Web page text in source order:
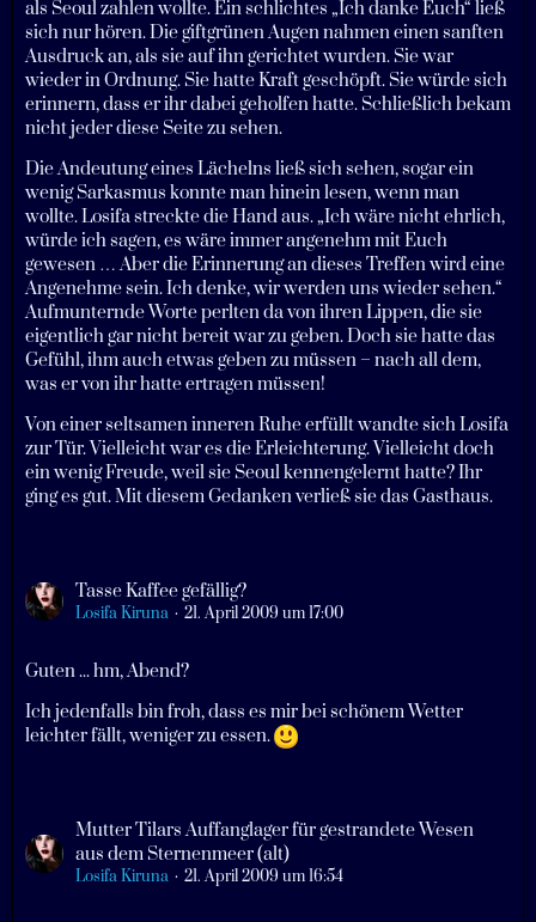
als Seoul zahlen wollte. Ein schlichtes „Ich danke Euch“ ließ
sich nur hören. Die giftgrünen Augen nahmen einen sanften
Ausdruck an, als sie auf ihn gerichtet wurden. Sie war
wieder in Ordnung. Sie hatte Kraft geschöpft. Sie würde sich
erinnern, dass er ihr dabei geholfen hatte. Schließlich bekam
nicht jeder diese Seite zu sehen.
Die Andeutung eines Lächelns ließ sich sehen, sogar ein
wenig Sarkasmus konnte man hinein lesen, wenn man
wollte. Losifa streckte die Hand aus. „Ich wäre nicht ehrlich,
würde ich sagen, es wäre immer angenehm mit Euch
gewesen … Aber die Erinnerung an dieses Treffen wird eine
Angenehme sein. Ich denke, wir werden uns wieder sehen.“
Aufmunternde Worte perlten da von ihren Lippen, die sie
eigentlich gar nicht bereit war zu geben. Doch sie hatte das
Gefühl, ihm auch etwas geben zu müssen – nach all dem,
was er von ihr hatte ertragen müssen!
Von einer seltsamen inneren Ruhe erfüllt wandte sich Losifa
zur Tür. Vielleicht war es die Erleichterung. Vielleicht doch
ein wenig Freude, weil sie Seoul kennengelernt hatte? Ihr
ging es gut. Mit diesem Gedanken verließ sie das Gasthaus.
Tasse Kaffee gefällig?
Losifa Kiruna 21. April 2009 um 17:00
Guten ... hm, Abend?
Ich jedenfalls bin froh, dass es mir bei schönem Wetter
leichter fällt, weniger zu essen.
Mutter Tilars Auffanglager für gestrandete Wesen
aus dem Sternenmeer (alt)
Losifa Kiruna 21. April 2009 um 16:54